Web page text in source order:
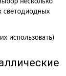
несколько
светодиодных